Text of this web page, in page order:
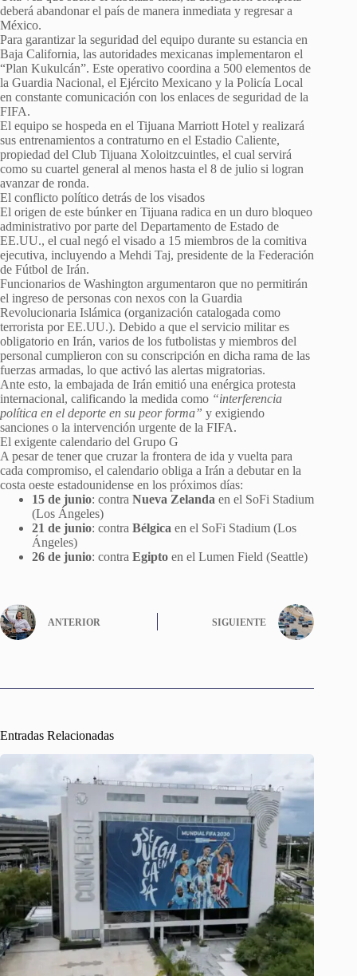
deberá abandonar el país de manera inmediata y regresar a
México.
Para garantizar la seguridad del equipo durante su estancia en
Baja California, las autoridades mexicanas implementaron el
“Plan Kukulcán”. Este operativo coordina a 500 elementos de
la Guardia Nacional, el Ejército Mexicano y la Policía Local
en constante comunicación con los enlaces de seguridad de la
FIFA.
El equipo se hospeda en el Tijuana Marriott Hotel y realizará
sus entrenamientos a contraturno en el Estadio Caliente,
propiedad del Club Tijuana Xoloitzcuintles, el cual servirá
como su cuartel general al menos hasta el 8 de julio si logran
avanzar de ronda.
El conflicto político detrás de los visados
El origen de este búnker en Tijuana radica en un duro bloqueo
administrativo por parte del Departamento de Estado de
EE.UU., el cual negó el visado a 15 miembros de la comitiva
ejecutiva, incluyendo a Mehdi Taj, presidente de la Federación
de Fútbol de Irán.
Funcionarios de Washington argumentaron que no permitirán
el ingreso de personas con nexos con la Guardia
Revolucionaria Islámica (organización catalogada como
terrorista por EE.UU.). Debido a que el servicio militar es
obligatorio en Irán, varios de los futbolistas y miembros del
personal cumplieron con su conscripción en dicha rama de las
fuerzas armadas, lo que activó las alertas migratorias.
Ante esto, la embajada de Irán emitió una enérgica protesta
internacional, calificando la medida como “interferencia
política en el deporte en su peor forma” y exigiendo
sanciones o la intervención urgente de la FIFA.
El exigente calendario del Grupo G
A pesar de tener que cruzar la frontera de ida y vuelta para
cada compromiso, el calendario obliga a Irán a debutar en la
costa oeste estadounidense en los próximos días:
15 de junio: contra Nueva Zelanda en el SoFi Stadium
(Los Ángeles)
21 de junio: contra Bélgica en el SoFi Stadium (Los
Ángeles)
26 de junio: contra Egipto en el Lumen Field (Seattle)
ANTERIOR SIGUIENTE
Entradas Relacionadas